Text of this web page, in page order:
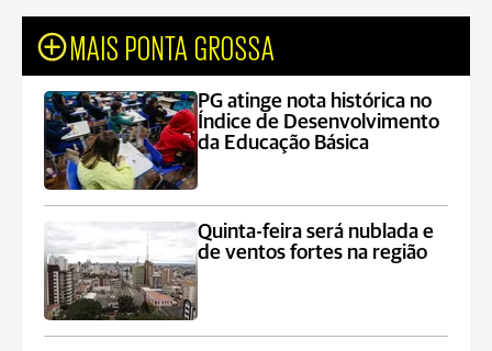
MAIS PONTA GROSSA
PG atinge nota histórica no
Índice de Desenvolvimento
da Educação Básica
Quinta-feira será nublada e
de ventos fortes na região